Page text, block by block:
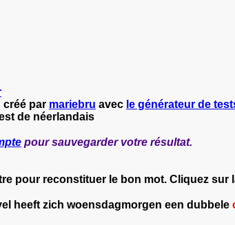
créé par mariebru avec le générateur de
de néerlandais
pour sauvegarder votre résultat.
pour reconstituer le bon mot. Cliquez
heeft zich woensdagmorgen een dubbele